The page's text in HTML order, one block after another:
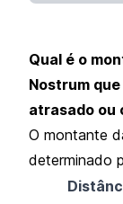
Qual é o
Nostrum
atrasado ou
O montante
determinado